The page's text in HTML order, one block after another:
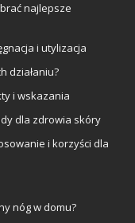
najlepsze
i utylizacja
działaniu?
i wskazania
dla zdrowia skóry
i korzyści dla
nóg w domu?